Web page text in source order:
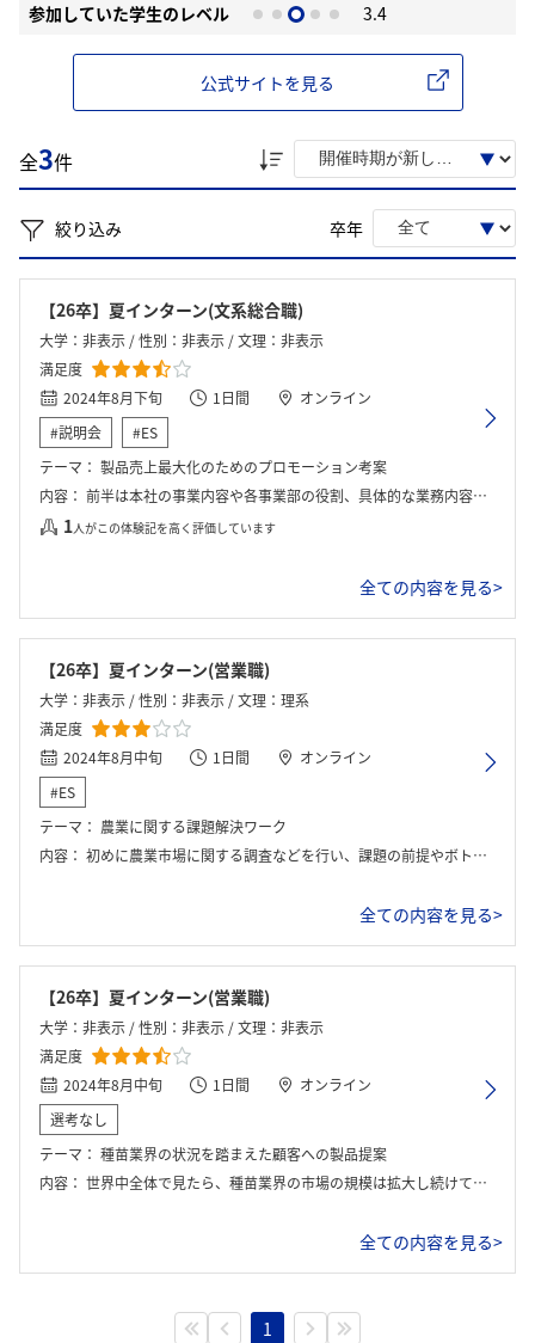
参加していた学生のレベル 3.4
公式サイトを見る
全3件
絞り込み 卒年
【26卒】夏インターン(文系総合職)
大学：非表示 / 性別：非表示 / 文理：非表示
満足度
2024年8月下旬
1日間
オンライン
#説明会
#ES
テーマ： 製品売上最大化のためのプロモーション考案
内容： 前半は本社の事業内容や各事業部の役割、具体的な業務内容についての講義が行われた。後半は、当社の製品の売り上げを増やすためにSNSや小売店に対して行うプロモーションの企画ワークに取り組んだ。最後に現場経験のある人事部社員への質問会が行われた。
1人がこの体験記を高く評価しています
全ての内容を見る>
【26卒】夏インターン(営業職)
大学：非表示 / 性別：非表示 / 文理：理系
満足度
2024年8月中旬
1日間
オンライン
#ES
テーマ： 農業に関する課題解決ワーク
内容： 初めに農業市場に関する調査などを行い、課題の前提やボトルネックについて調べていきました。その後にグループで施策を考えていき、どんな評価軸で施策を選ぶのかをまとめていきました。最終的に提案内容をまとめ、発表しました。
全ての内容を見る>
【26卒】夏インターン(営業職)
大学：非表示 / 性別：非表示 / 文理：非表示
満足度
2024年8月中旬
1日間
オンライン
選考なし
テーマ： 種苗業界の状況を踏まえた顧客への製品提案
内容： 世界中全体で見たら、種苗業界の市場の規模は拡大し続けているらしい。日本では縮小気味であるが、、植物の遺伝子配列を書き換えるゲノム編集技術が普及し、育種開発を効率化したり、種苗と一口にいっても、成長し続けている。
全ての内容を見る>
1